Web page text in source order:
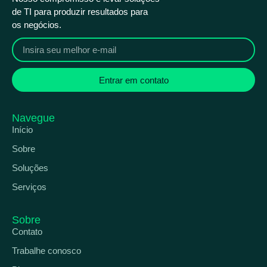
de TI para produzir resultados para
os negócios.
Entrar em contato
Navegue
Início
Sobre
Soluções
Serviços
Sobre
Contato
Trabalhe conosco